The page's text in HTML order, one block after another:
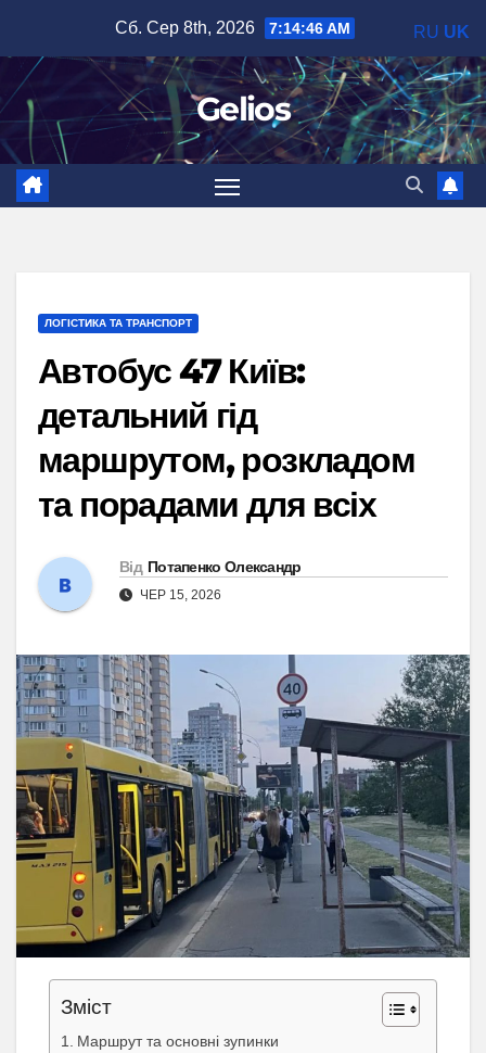
вмісту
Сб. Сер 8th, 2026 7:14:47 AM
Gelios
ЛОГІСТИКА ТА ТРАНСПОРТ
Автобус 47 Київ:
детальний гід
маршрутом, розкладом
та порадами для всіх
Від Потапенко Олександр
ЧЕР 15, 2026
Зміст
Маршрут та основні зупинки
RU UK